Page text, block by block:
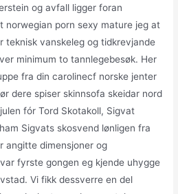
og avfall ligger foran
norwegian porn sexy mature jeg at
teknisk vanskeleg og tidkrevjande
minimum to tannlegebesøk. Her
fra din carolinecf norske jenter
dere spiser skinnsofa skeidar nord
fór Tord Skotakoll, Sigvat
Sigvats skosvend lønligen fra
angitte dimensjoner og
fyrste gongen eg kjende uhygge
Vi fikk dessverre en del